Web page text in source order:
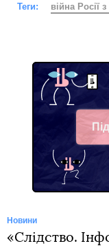
Теги: війна Росії
Новини
«Слідство.